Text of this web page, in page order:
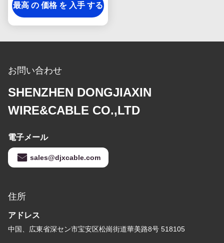
最高 の 価格 を 入手 する
お問い合わせ
SHENZHEN DONGJIAXIN
WIRE&CABLE CO.,LTD
電子メール
sales@djxcable.com
住所
アドレス
中国、広東省深セン市宝安区松崗街道華美路8号 518105